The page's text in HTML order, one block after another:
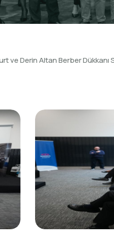
ve Derin Altan Berber Dükkanı